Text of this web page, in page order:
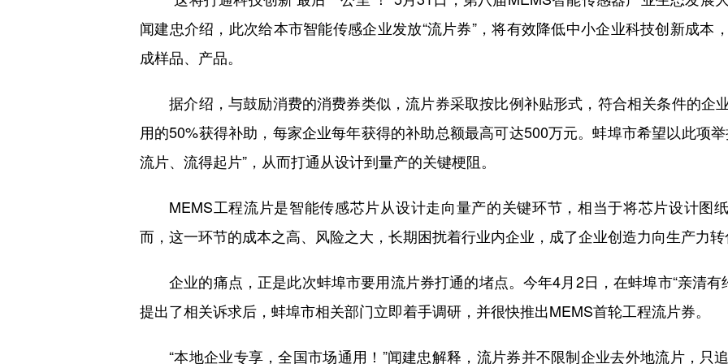
闻建忠介绍，此次给本市智能传感企业发放“流片券”，将有效降低中小企业科技创新成本
成样品、产品。
据介绍，与鼓励消费的消费券类似，流片券采取按比例补贴形式，符合相关条件的企
用的50%获得补助，每家企业每年获得的补助总额最高可达500万元。蚌埠市希望以此项
流片、流得起片”，从而打通从设计到量产的关键梗阻。
MEMS工程流片是智能传感芯片从设计走向量产的关键环节，相当于将芯片设计图
而，这一环节的成本之高、风险之大，长期困扰着行业内企业，成了企业创造力向生产力转
企业的痛点，正是此次蚌埠市要用流片券打通的堵点。今年4月2日，在蚌埠市“亲清有
提出了相关诉求后，蚌埠市相关部门立即着手调研，并很快推出MEMS首轮工程流片券。
“本地企业专享，全国市场通用！”闻建忠解释，流片券并不限制企业去外地流片，只